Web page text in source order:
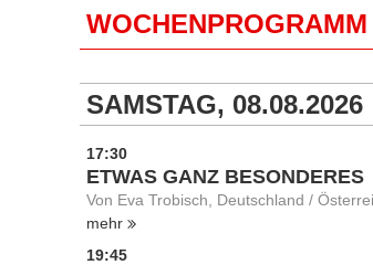
WOCHENPROGRAMM
SAMSTAG, 08.08.2026
17:30
ETWAS GANZ BESONDERES
Von Eva Trobisch, Deutschland /
mehr
19:45